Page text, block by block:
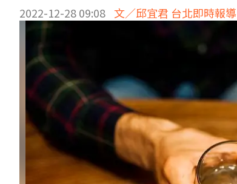
2022-12-28 09:08 文／邱宜君 台北即時報導